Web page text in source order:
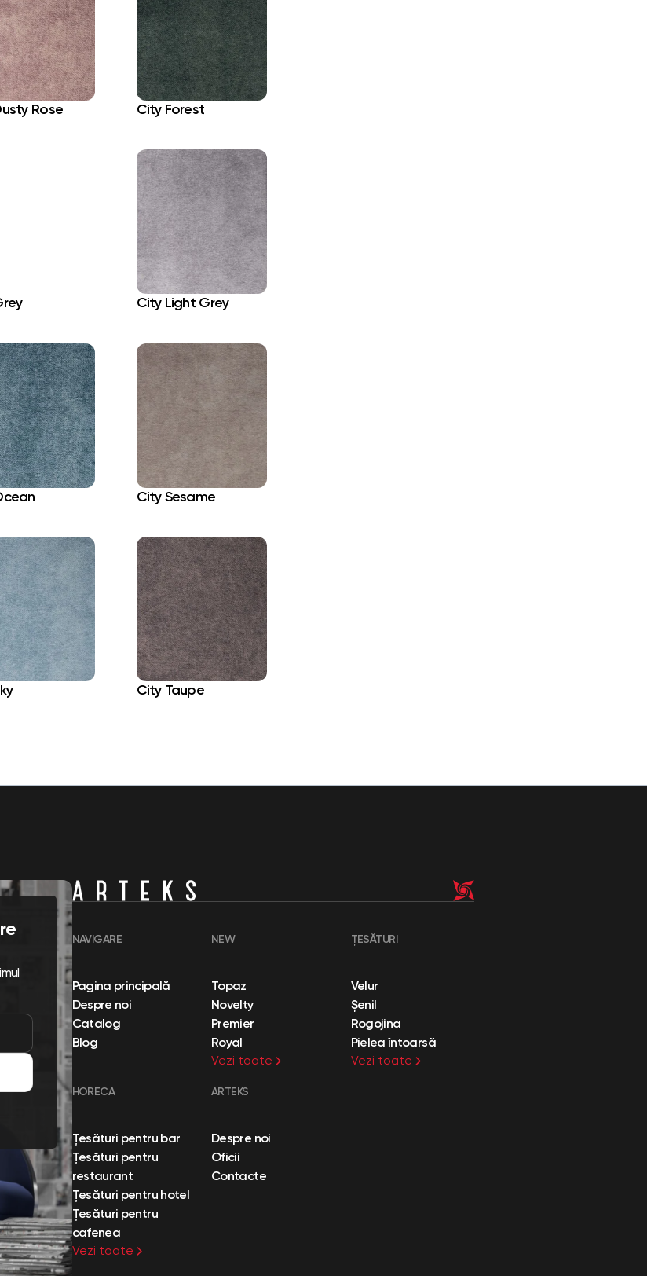
Rose City Forest
City Light Grey
City Sesame
City Taupe
NAVIGARE
Pagina principală
Despre noi
Catalog
Blog
NEW
Topaz
Novelty
Premier
Royal
Vezi toate
ȚESĂTURI
Velur
Șenil
Rogojina
Pielea întoarsă
Vezi toate
HORECA
Țesături pentru bar
Țesături pentru
restaurant
Țesături pentru hotel
Țesături pentru
cafenea
Vezi toate
ARTEKS
Despre noi
Oficii
Contacte